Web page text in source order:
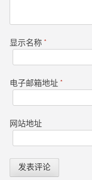
显示名称 *
电子邮箱地址 *
网站地址